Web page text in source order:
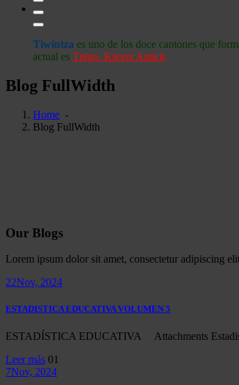
Tiwintza es uno de los doce cantones que
actual es Tnlgo. Klever Antich.
Blog FullWidth
Home -
Blog FullWidth
Our Blogs
Lorem ipsum dolor sit amet, consectetur adipiscing
22Nov, 2024
ESTADISTICA EDUCATIVA VOLUMEN 5
ESTADÍSTICA EDUCATIVA Attachments
Leer más 01
7Nov, 2024